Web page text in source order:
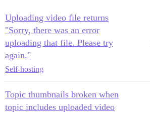
Uploading video file returns
"Sorry, there was an error
uploading that file. Please try
again."
Self-hosting
Topic thumbnails broken when
topic includes uploaded video